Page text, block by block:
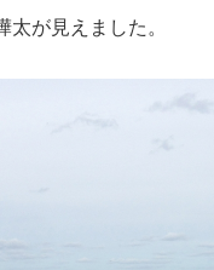
太が見えました。